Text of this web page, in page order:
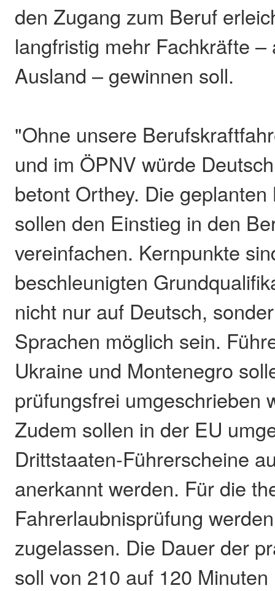
den Zugang zum Beruf
langfristig mehr Fachkräfte
Ausland – gewinnen soll.
"Ohne unsere
und im ÖPNV würde
betont Orthey. Die
sollen den Einstieg in den
vereinfachen. Kernpunkte
beschleunigten
nicht nur auf Deutsch,
Sprachen möglich sein.
Ukraine und Montenegro
prüfungsfrei umgeschrieben
Zudem sollen in der EU
Drittstaaten-Führerscheine
anerkannt werden. Für die
Fahrerlaubnisprüfung
zugelassen. Die Dauer der
soll von 210 auf 120